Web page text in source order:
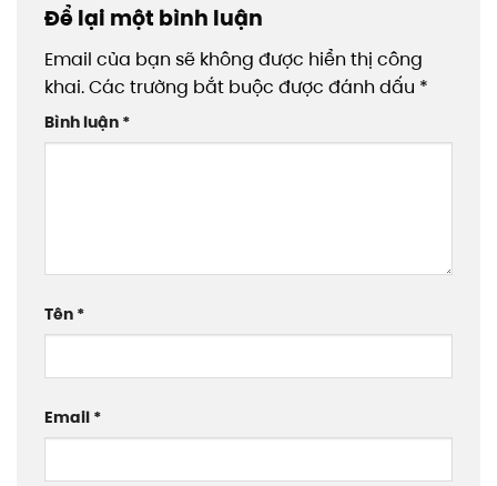
Để lại một bình luận
Email của bạn sẽ không được hiển thị công
khai.Các trường bắt buộc được đánh dấu *
Bình luận *
Tên *
Email *